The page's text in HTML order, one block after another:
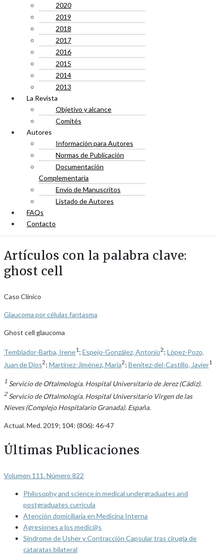
2020
2019
2018
2017
2016
2015
2014
2013
La Revista
Objetivo y alcance
Comités
Autores
Información para Autores
Normas de Publicación
Documentación
Complementaria
Envío de Manuscritos
Listado de Autores
FAQs
Contacto
Artículos con la palabra clave:
ghost cell
Caso Clínico
Glaucoma por células fantasma
Ghost cell glaucoma
Temblador-Barba, Irene1 ; Espejo-González, Antonio2; López-Pozo,
Juan de Dios2; Martínez-Jiménez, María2; Benítez-del-Castillo, Javier1
1 Servicio de Oftalmología. Hospital Universitario de Jerez (Cádiz).
2Servicio de Oftalmología. Hospital Universitario Virgen de las
Nieves (Complejo Hospitalario Granada). España.
Actual. Med. 2019; 104: (806): 46-47
Últimas Publicaciones
Volumen 111. Número 822
Philosophy and science in medical undergraduates and
postgraduates curricula
Atención domiciliaria en Medicina Interna
Agresiones a los medic@s
Síndrome de Usher y Contracción Capsular tras cirugía de
cataratas bilateral